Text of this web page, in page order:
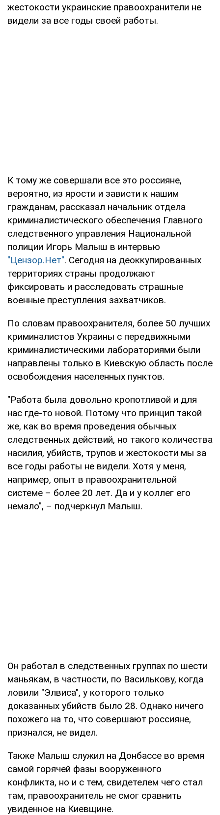
жестокости украинские правоохранители не
видели за все годы своей работы.
К тому же совершали все это россияне,
вероятно, из ярости и зависти к нашим
гражданам, рассказал начальник отдела
криминалистического обеспечения Главного
следственного управления Национальной
полиции Игорь Малыш в интервью
"Цензор.Нет". Сегодня на деоккупированных
территориях страны продолжают
фиксировать и расследовать страшные
военные преступления захватчиков.
По словам правоохранителя, более 50 лучших
криминалистов Украины с передвижными
криминалистическими лабораториями были
направлены только в Киевскую область после
освобождения населенных пунктов.
"Работа была довольно кропотливой и для
нас где-то новой. Потому что принцип такой
же, как во время проведения обычных
следственных действий, но такого количества
насилия, убийств, трупов и жестокости мы за
все годы работы не видели. Хотя у меня,
например, опыт в правоохранительной
системе – более 20 лет. Да и у коллег его
немало", – подчеркнул Малыш.
Он работал в следственных группах по шести
маньякам, в частности, по Василькову, когда
ловили "Элвиса", у которого только
доказанных убийств было 28. Однако ничего
похожего на то, что совершают россияне,
признался, не видел.
Также Малыш служил на Донбассе во время
самой горячей фазы вооруженного
конфликта, но и с тем, свидетелем чего стал
там, правоохранитель не смог сравнить
увиденное на Киевщине.